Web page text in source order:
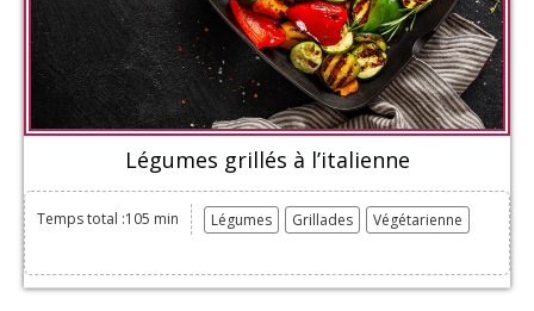
Légumes grillés à l’italienne
Temps total :105 min Légumes Grillades Végétarienne